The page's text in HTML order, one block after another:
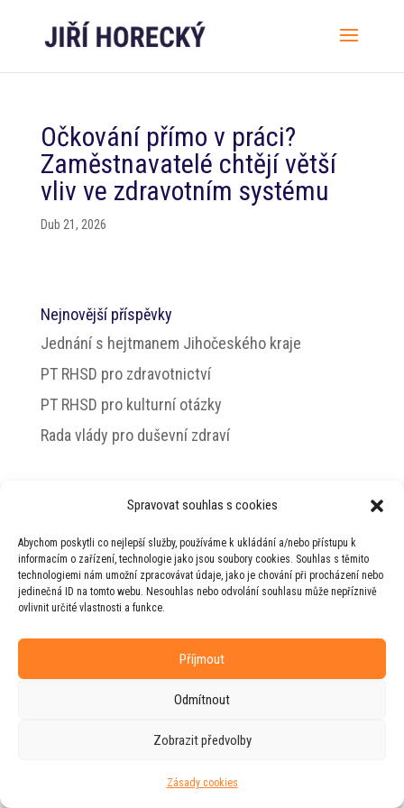
Spravovat souhlas s cookies
Abychom poskytli co nejlepší služby, používáme k ukládání a/nebo přístupu k
informacím o zařízení, technologie jako jsou soubory cookies. Souhlas s těmito
technologiemi nám umožní zpracovávat údaje, jako je chování při procházení nebo
jedinečná ID na tomto webu. Nesouhlas nebo odvolání souhlasu může nepříznivě
ovlivnit určité vlastnosti a funkce.
Příjmout
Odmítnout
Zobrazit předvolby
Zásady cookies
Očkování přímo v práci?
Zaměstnavatelé chtějí větší
vliv ve zdravotním systému
Dub 21, 2026
Nejnovější příspěvky
Jednání s hejtmanem Jihočeského kraje
PT RHSD pro zdravotnictví
PT RHSD pro kulturní otázky
Rada vlády pro duševní zdraví
Horeckého
Web vytvořila firmaRUDIve spolupráci s
agenturou